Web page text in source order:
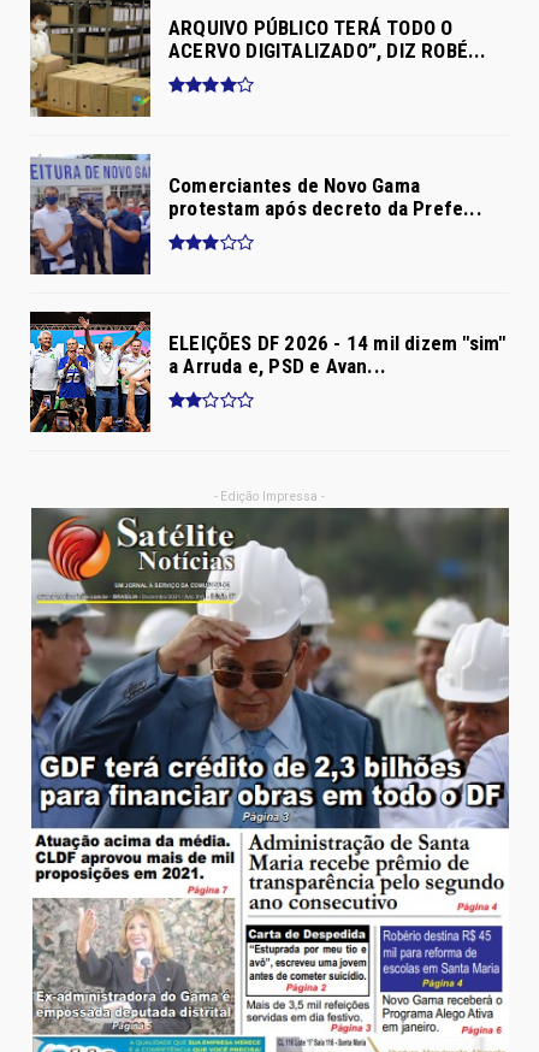
ARQUIVO PÚBLICO TERÁ TODO O
ACERVO DIGITALIZADO”, DIZ ROBÉ...
Comerciantes de Novo Gama
protestam após decreto da Prefe...
ELEIÇÕES DF 2026 - 14 mil dizem "sim"
a Arruda e, PSD e Avan...
- Edição Impressa -